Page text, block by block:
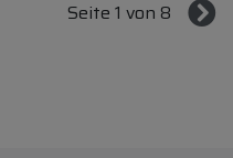
Seite 1 von 8